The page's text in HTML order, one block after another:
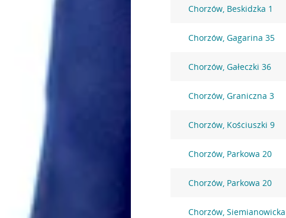
Chorzów, Beskidzka 1
Chorzów, Gagarina 35
Chorzów, Gałeczki 36
Chorzów, Graniczna 3
Chorzów, Kościuszki 9
Chorzów, Parkowa 20
Chorzów, Parkowa 20
Chorzów,